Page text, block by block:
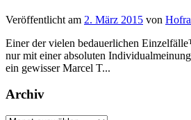
Veröffentlicht am 2. März 2015 von
Einer der vielen bedauerlichen
nur mit einer absoluten
ein gewisser Marcel T...
Archiv